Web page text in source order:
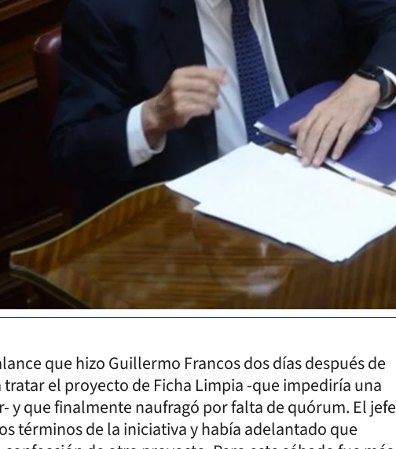
que hizo Guillermo Francos dos días después de
el proyecto de Ficha Limpia -que impediría una
y que finalmente naufragó por falta de quórum. El jefe
términos de la iniciativa y había adelantado que